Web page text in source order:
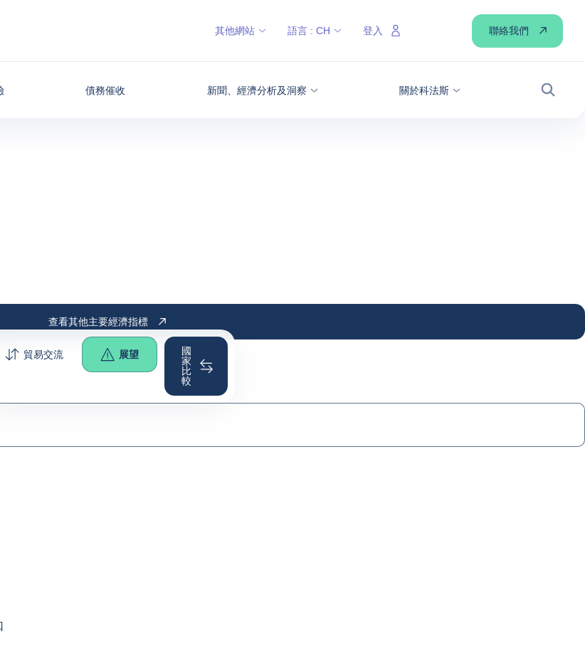
債務催收 新聞、經濟分析及洞察 關於科法斯
搜尋
其他網站 語言 : CH 登入 聯絡我們
查看其他主要經濟指標
貿易交流 展望
國
家
比
較